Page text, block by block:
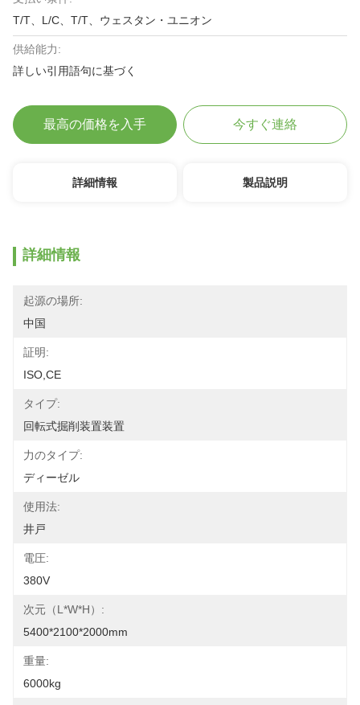
T/T、L/C、T/T、ウェスタン・ユニオン
供給能力:
詳しい引用語句に基づく
最高の価格を入手 今すぐ連絡
詳細情報 製品説明
詳細情報
起源の場所:
中国
証明:
ISO,CE
タイプ:
回転式掘削装置装置
力のタイプ:
ディーゼル
使用法:
井戸
電圧:
380V
次元（l*w*h）:
5400*2100*2000mm
重量:
6000kg